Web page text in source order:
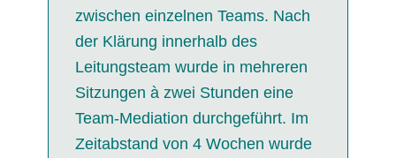
zwischen einzelnen Teams. Nach
der Klärung innerhalb des
Leitungsteam wurde in mehreren
Sitzungen à zwei Stunden eine
Team-Mediation durchgeführt. Im
Zeitabstand von 4 Wochen wurde